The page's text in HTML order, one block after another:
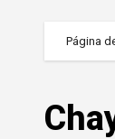
Página